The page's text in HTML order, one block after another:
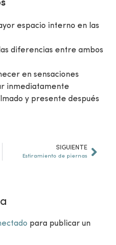
espacio interno en las
diferencias entre ambos
en sensaciones
inmediatamente
y presente después
SIGUIENTE
Estiramiento de piernas
para publicar un